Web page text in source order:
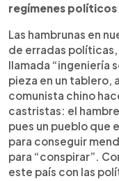
regímenes políticos
Las hambrunas en
de erradas
llamada “ingeniería
pieza en un tablero,
comunista chino
castristas: el
pues un pueblo que
para conseguir
para “conspirar”.
este país con las